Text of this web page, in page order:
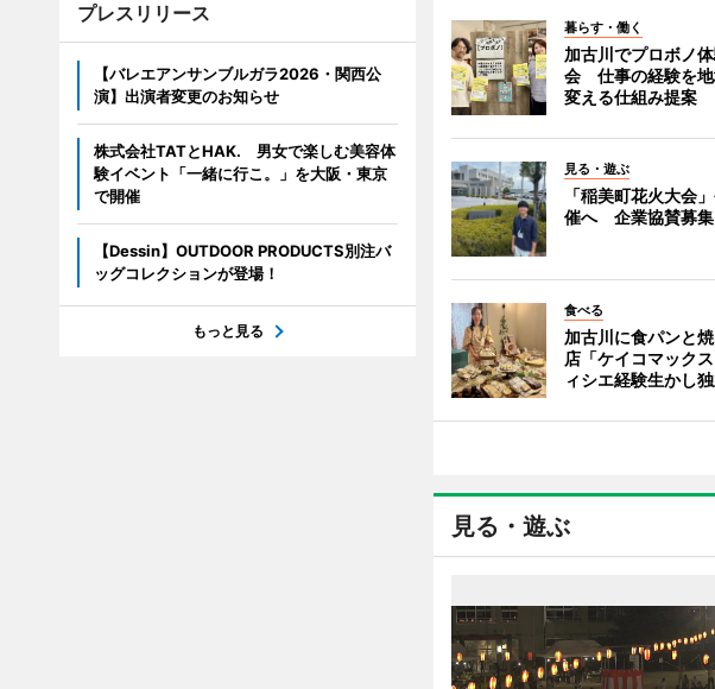
暮らす・働く
加古川でプロボノ
会 仕事の経験を地
変える仕組み提案
見る・遊ぶ
「稲美町花火大会
催へ 企業協賛募集
食べる
加古川に食パンと
店「ケイコマック
ィシエ経験生かし
見る・遊ぶ
プレスリリース
【バレエアンサンブルガラ2026・関西公
演】出演者変更のお知らせ
株式会社TATとHAK. 男女で楽しむ美容体
験イベント「一緒に行こ。」を大阪・東京
で開催
【Dessin】OUTDOOR PRODUCTS別注バ
ッグコレクションが登場！
もっと見る